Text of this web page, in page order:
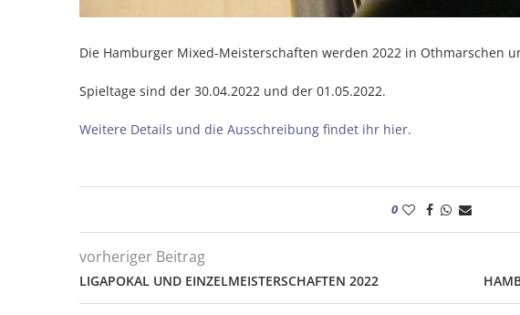
Die Hamburger Mixed-Meisterschaften werden 2022 in Othmarschen
Spieltage sind der 30.04.2022 und der 01.05.2022.
Weitere Details und die Ausschreibung findet ihr hier.
0
vorheriger Beitrag
LIGAPOKAL UND EINZELMEISTERSCHAFTEN 2022